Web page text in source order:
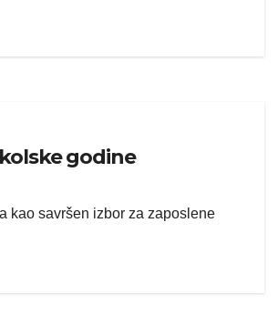
godine
kao savršen izbor za zaposlene